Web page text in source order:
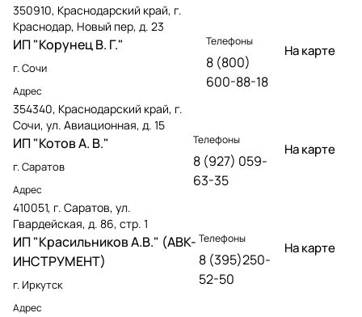
350910, Краснодарский край, г.
Краснодар, Новый пер, д. 23
ИП "Корунец В. Г."
г. Сочи
Адрес
354340, Краснодарский край, г.
Сочи, ул. Авиационная, д. 15
Телефоны
8 (800)
600-88-18
На карте
ИП "Котов А. В."
г. Саратов
Адрес
410051, г. Саратов, ул.
Гвардейская, д. 86, стр. 1
Телефоны
8 (927) 059-
63-35
На карте
ИП "Красильников А.В." (АВК-
ИНСТРУМЕНТ)
г. Иркутск
Адрес
Телефоны
8 (395)250-
52-50
На карте